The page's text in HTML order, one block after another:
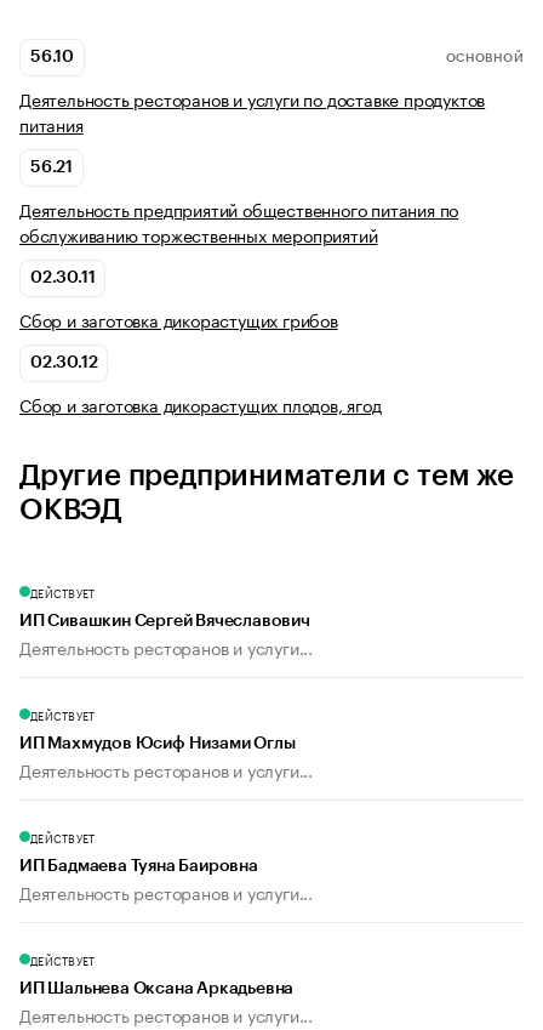
56.10 ОСНОВНОЙ
Деятельность ресторанов и услуги по доставке продуктов
питания
56.21
Деятельность предприятий общественного питания по
обслуживанию торжественных мероприятий
02.30.11
Сбор и заготовка дикорастущих грибов
02.30.12
Сбор и заготовка дикорастущих плодов, ягод
Другие предприниматели с тем же
ОКВЭД
ДЕЙСТВУЕТ
ИП Сивашкин Сергей Вячеславович
Деятельность ресторанов и услуги...
ДЕЙСТВУЕТ
ИП Махмудов Юсиф Низами Оглы
Деятельность ресторанов и услуги...
ДЕЙСТВУЕТ
ИП Бадмаева Туяна Баировна
Деятельность ресторанов и услуги...
ДЕЙСТВУЕТ
ИП Шальнева Оксана Аркадьевна
Деятельность ресторанов и услуги...